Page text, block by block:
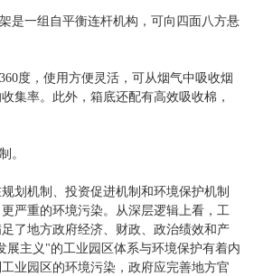
是一组自平衡连杆机构，可向四面八方悬
度，使用方便灵活，可从烟气中吸收烟
集率。此外，箱底还配有高效吸收棉，
。
划机制、投资促进机制和环境保护机制
严重的环境污染。从深层逻辑上看，工
了地方政府经济、财政、政治绩效和产
展主义"的工业园区体系与环境保护有着内
业园区的环境污染，政府应完善地方官